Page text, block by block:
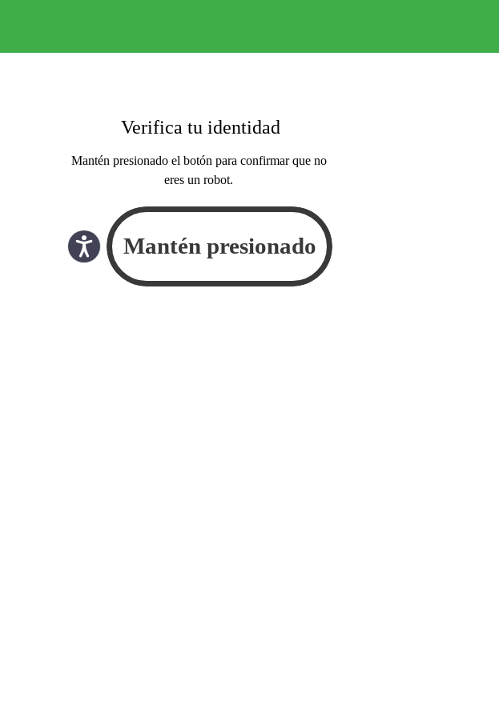
Verifica tu identidad
Mantén presionado el botón para confirmar que no
eres un robot.